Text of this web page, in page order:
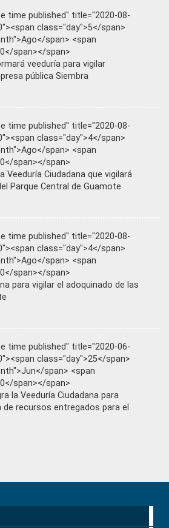
time published" title="2020-08-
class="day">5</span>
span> <span
span></span>
veeduría para vigilar
pública Siembra
time published" title="2020-08-
class="day">4</span>
span> <span
span></span>
Veeduría Ciudadana que vigilará
Parque Central de Guamote
time published" title="2020-08-
class="day">4</span>
span> <span
span></span>
para vigilar el adoquinado de las
time published" title="2020-06-
class="day">25</span>
span> <span
span></span>
la Veeduría Ciudadana para
de recursos entregados para el